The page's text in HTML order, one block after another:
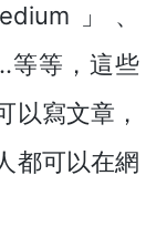
」、
等等，這些
以寫文章，
都可以在網